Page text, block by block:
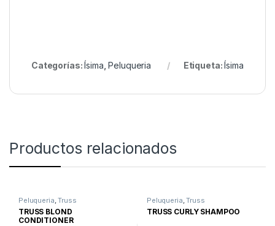
Categorías:Ísima ,Peluqueria Etiqueta:Ísima
Productos relacionados
Peluqueria,Truss
TRUSS BLOND
CONDITIONER
Peluqueria,Truss
TRUSS CURLY SHAMPOO